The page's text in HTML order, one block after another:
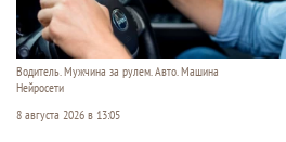
Водитель. Мужчина за рулем. Авто. Машина
Нейросети
8 августа 2026 в 13:05